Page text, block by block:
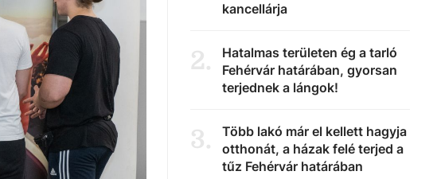
kancellárja
2.
Hatalmas területen ég a tarló
Fehérvár határában, gyorsan
terjednek a lángok!
3.
Több lakó már el kellett hagyja
otthonát, a házak felé terjed a
tűz Fehérvár határában